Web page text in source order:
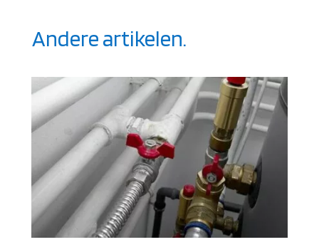
Andere artikelen.